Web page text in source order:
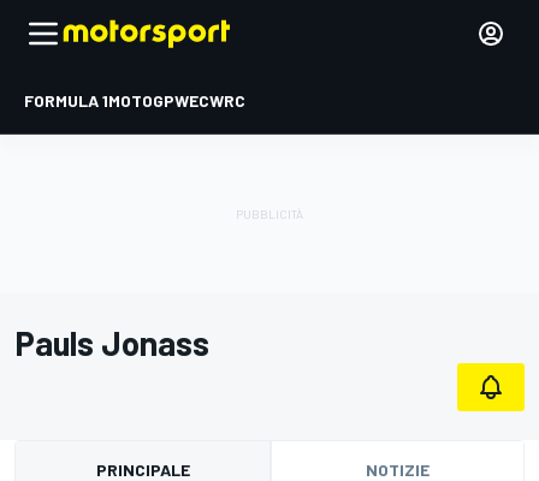
FORMULA 1MOTOGPWECWRC
Pauls Jonass
PRINCIPALE NOTIZIE